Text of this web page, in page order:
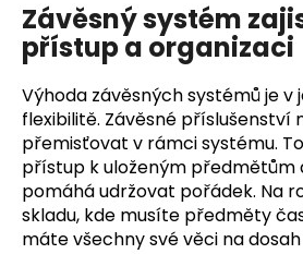
Závěsný systém
přístup a organizaci
Výhoda závěsných systémů je v
flexibilitě. Závěsné příslušenství
přemisťovat v rámci systému.
přístup k uloženým předmětům
pomáhá udržovat pořádek. Na
skladu, kde musíte předměty
máte všechny své věci na dosah